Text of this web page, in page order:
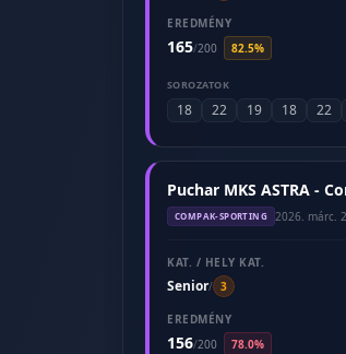
EREDMÉNY
165/200 82.5%
SOROZATOK
18 22 19 18 22
Puchar MKS ASTRA -
COMPAK-SPORTING 2026. márc.
KAT. / HELY KAT.
Senior/ 3
EREDMÉNY
156/200 78.0%